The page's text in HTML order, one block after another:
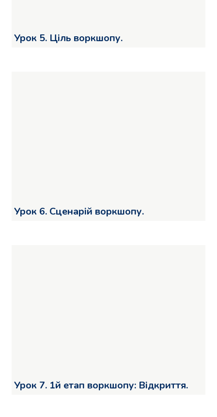
Урок 5. Ціль воркшопу.
Урок 6. Сценарій воркшопу.
Урок 7. 1й етап воркшопу: Відкриття.